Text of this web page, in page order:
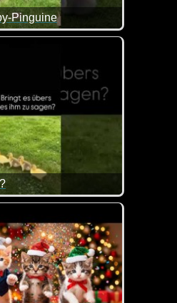
Pinguine
ist. Die kleinen Pinguine
ist.